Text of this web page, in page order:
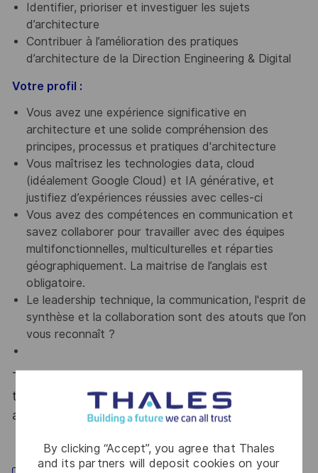
By clicking “Accept”, you agree that Thales
and its partners will deposit cookies on your
Identifier, prioriser et investiguer les sujets
d’architecture
Contribuer à l’amélioration des pratiques
d’architecture de la Direction Engineering & Digital
Votre profil :
Vous avez une expérience significative en
architecture et une solide compréhension des
principes, processus et pratiques d'architecture
Vous maîtrisez les technologies data, cloud
(idéalement Google Cloud) et IA générative, et
justifiez d’expériences réussies avec celles-ci
Vous avez des compétences en communication et
savez collaborer pour travailler avec des équipes
multifonctionnelles, multiculturelles et réparties
géographiquement. La maitrise de l’anglais est
obligatoire.
Le leadership technique, la communication, l'esprit de
synthèse et la collaboration sont des atouts que l’on
vous reconnaît ?
Thales, entreprise Handi-Engagée, reconnait
tous les talents. La diversité est notre meilleur
atout. Postulez et rejoignez nous !